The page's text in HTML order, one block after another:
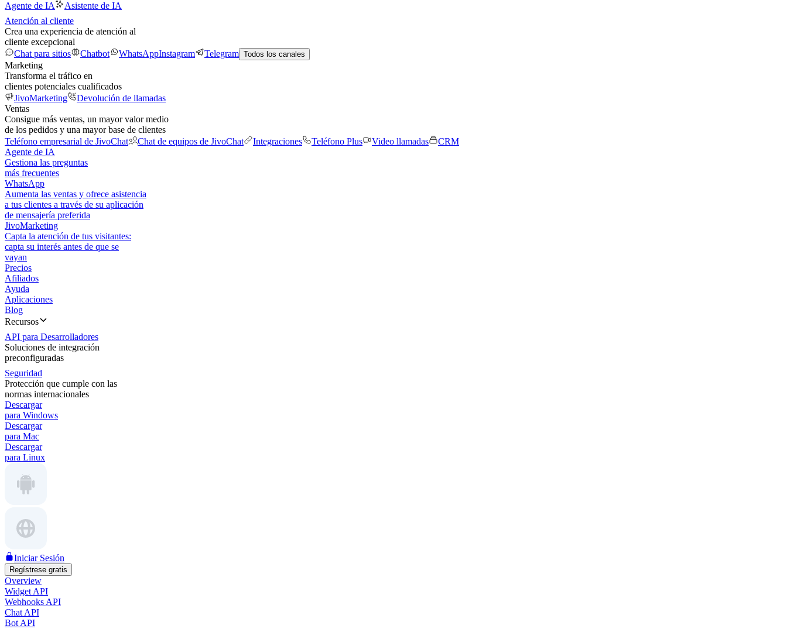
Agente de IA
Asistente de IA
Atención al cliente
Crea una experiencia de atención al
cliente excepcional
Chat para sitios
Chatbot WhatsAppInstagram Telegram Todos los canales
Marketing
Transforma el tráfico en
clientes potenciales cualificados
JivoMarketing
Devolución de llamadas
Ventas
Consigue más ventas, un mayor valor medio
de los pedidos y una mayor base de clientes
Teléfono empresarial de JivoChat
Chat de equipos de JivoChat Integraciones Teléfono Plus Video llamadas
CRM
Agente de IA
Gestiona las preguntas
más frecuentes
WhatsApp
Aumenta las ventas y ofrece asistencia
a tus clientes a través de su aplicación
de mensajería preferida
JivoMarketing
Capta la atención de tus visitantes:
capta su interés antes de que se
vayan
Precios
Afiliados
Ayuda
Aplicaciones
Blog
Recursos
API para Desarrolladores
Soluciones de integración
preconfiguradas
Seguridad
Protección que cumple con las
normas internacionales
Descargar
para Windows
Descargar
para Mac
Descargar
para Linux
Iniciar Sesión
Regístrese gratis
Overview
Widget API
Webhooks API
Chat API
Bot API